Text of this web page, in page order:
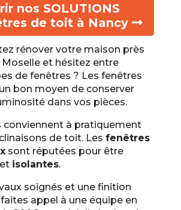
nos SOLUTIONS
de toit à Nancy
rénover votre maison près
Moselle et hésitez entre
de fenêtres ? Les fenêtres
bon moyen de conserver
dans vos pièces.
conviennent à pratiquement
de toit. Les fenêtres
sont réputées pour être
isolantes.
soignés et une finition
appel à une équipe en